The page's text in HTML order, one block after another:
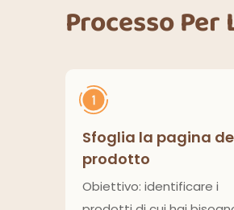
Processo
Sfoglia la pagina
prodotto
Obiettivo: identificare i